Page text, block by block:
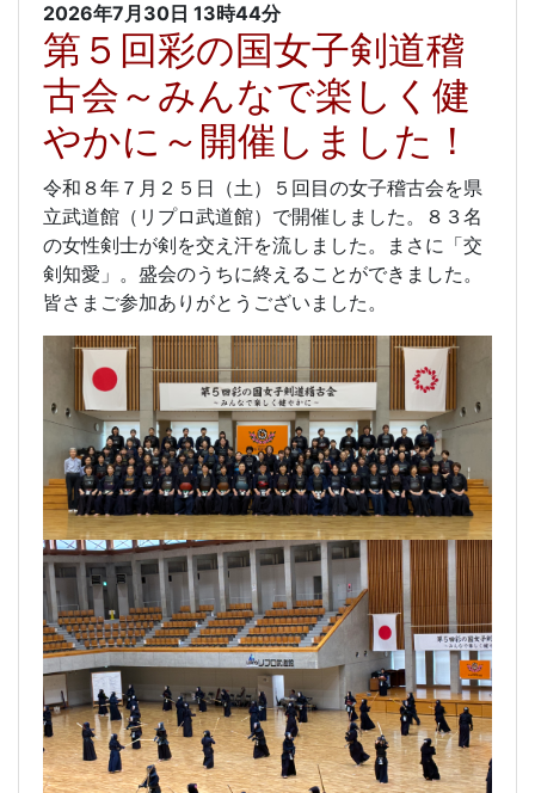
2026年7月30日 13時44分
第５回彩の国女子剣道稽
古会～みんなで楽しく健
やかに～開催しました！
令和８年７月２５日（土）５回目の女子稽古会を県
立武道館（リプロ武道館）で開催しました。８３名
の女性剣士が剣を交え汗を流しました。まさに「交
剣知愛」。盛会のうちに終えることができました。
皆さまご参加ありがとうございました。